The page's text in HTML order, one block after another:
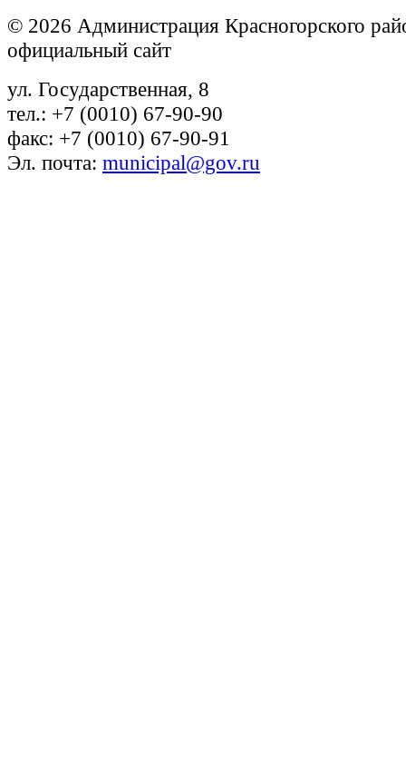
© 2026 Администрация Красногорского
официальный сайт
ул. Государственная, 8
тел.: +7 (0010) 67-90-90
факс: +7 (0010) 67-90-91
Эл. почта: municipal@gov.ru